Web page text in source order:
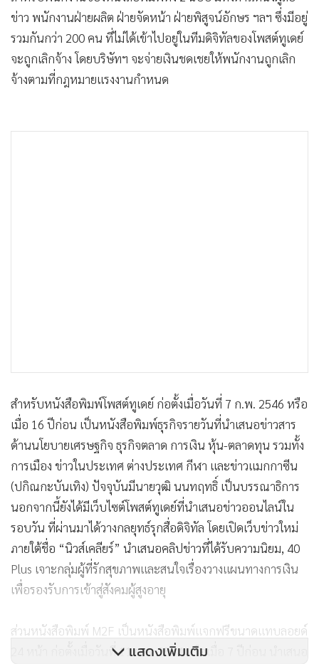
ข่าว พนักงานฝ่ายผลิต ฝ่ายจัดหน้า ฝ่ายพิสูจน์อักษร ฯลฯ ซึ่งมีอยู่
รวมกันกว่า 200 คน ที่ไม่ได้เข้าไปอยู่ในทีมดิจิทัลของโพสต์ทูเดย์
จะถูกเลิกจ้าง โดยบริษัทฯ จะจ่ายเงินชดเชยให้พนักงานถูกเลิก
จ้างตามที่กฎหมายแรงงานกำหนด
สำหรับหนังสือพิมพ์โพสต์ทูเดย์ ก่อตั้งเมื่อวันที่ 7 ก.พ. 2546 หรือ
เมื่อ 16 ปีก่อน เป็นหนังสือพิมพ์ธุรกิจรายวันที่นำเสนอข่าวสาร
ด้านนโยบายเศรษฐกิจ ธุรกิจตลาด การเงิน หุ้น-ตลาดทุน รวมทั้ง
การเมือง ข่าวในประเทศ ต่างประเทศ กีฬา และข่าวแมกกาซีน
(ปกิณกะบันเทิง) ปัจจุบันมีนายวุฒิ นนทฤทธิ์ เป็นบรรณาธิการ
นอกจากนี้ยังได้มีเว็บไซต์โพสต์ทูเดย์ที่นำเสนอข่าวออนไลน์ใน
รอบวัน ที่ผ่านมาได้วางกลยุทธ์รุกสื่อดิจิทัล โดยเปิดเว็บข่าวใหม่
ภายใต้ชื่อ “นิวส์เคลียร์” นำเสนอคลิปข่าวที่ได้รับความนิยม, 40
Plus เจาะกลุ่มผู้ที่รักสุขภาพและสนใจเรื่องวางแผนทางการเงิน
เพื่อรองรับการเข้าสู่สังคมผู้สูงอายุ
ส่วนหนังสือพิมพ์ M2F เป็นหนังสือพิมพ์แจกฟรีขนาดแทบลอยด์
24 หน้า ก่อตั้งเมื่อวันที่ 11 ต.ค. 2554 หรือเมื่อ 7 ปีก่อน นำเสนอ
แสดงเพิ่มเติม